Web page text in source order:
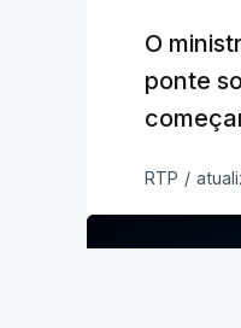
O
ponte
RTP /